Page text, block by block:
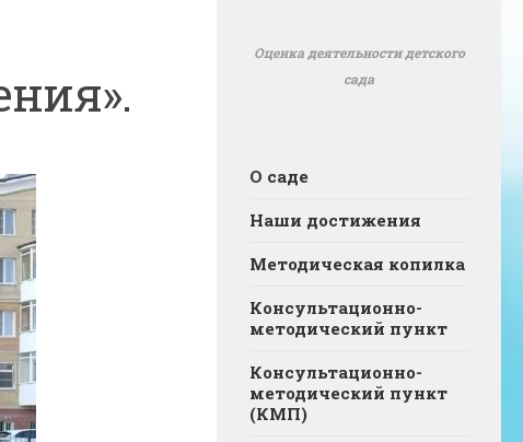
Оценка деятельности детского
сада
О саде
Наши достижения
Методическая копилка
Консультационно-
методический пункт
Консультационно-
методический пункт
(КМП)